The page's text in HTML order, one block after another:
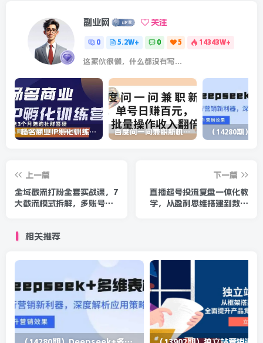
副业网 关注
0 5.2W+ 0 5 14343W+
这家伙很懒，什么都没有写...
杨名商业IP孵化训练营，从商业到内容到转化一站式学 价值5980元 百度问一问兼职新机遇，单号日赚百元，批量操作收入翻倍
上一篇
全域截流打粉全套实战课，7
大截流模式拆解，多账号养
下一篇
直播起号投流复盘一体化教
学，从盈利思维搭建到数据
相关推荐